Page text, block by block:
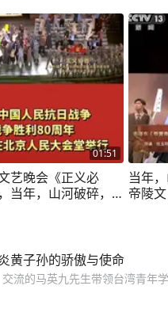
01:51
艺晚会《正义必
当年，山河破碎，
当年
帝陵文
黄子孙的骄傲与使命
流的马英九先生带领台湾青年